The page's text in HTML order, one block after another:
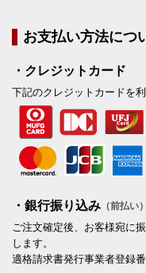
お支払い方法につ
・クレジットカード
下記のクレジットカードを
・銀行振り込み （前払い）
ご注文確定後、お客様宛に
します。
適格請求書発行事業者登録